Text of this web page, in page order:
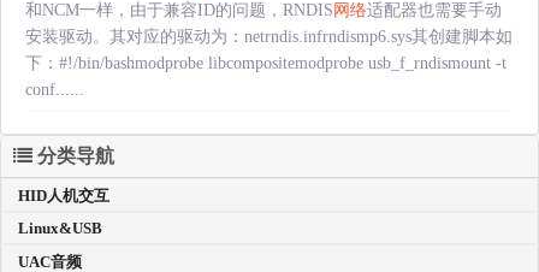
和NCM一样，由于兼容ID的问题，RNDIS 网络适配器也需要手动
安装驱动。其对应的驱动为：netrndis.infrndismp6.sys其创建脚本如
下：#!/bin/bashmodprobe libcompositemodprobe usb_f_rndismount -t
conf......
分类导航
HID人机交互
Linux&USB
UAC音频